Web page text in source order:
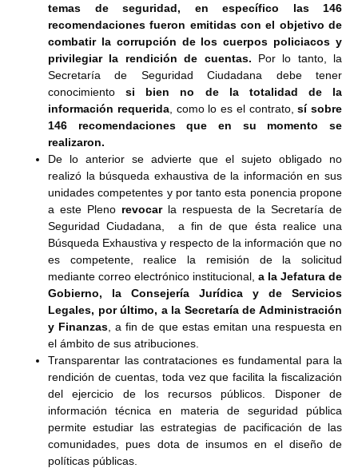
temas de seguridad, en específico las 146
recomendaciones fueron emitidas con el objetivo de
combatir la corrupción de los cuerpos policiacos y
privilegiar la rendición de cuentas. Por lo tanto, la
Secretaría de Seguridad Ciudadana debe tener
conocimientosi bien no de la totalidad de la
información requerida, como lo es el contrato,sí sobre
146 recomendaciones que en su momento se
realizaron.
De lo anterior se advierte que el sujeto obligado no
realizó la búsqueda exhaustiva de la información en sus
unidades competentes y por tanto esta ponencia propone
a este Pleno revocarla respuesta de la Secretaría de
Seguridad Ciudadana, a fin de que ésta realice una
Búsqueda Exhaustiva y respecto de la información que no
es competente, realice la remisión de la solicitud
mediante correo electrónico institucional, a la Jefatura de
Gobierno, la Consejería Jurídica y de Servicios
Legales, por último, a la Secretaría de Administración
y Finanzas , a fin de que estas emitan una respuesta en
el ámbito de sus atribuciones.
Transparentar las contrataciones es fundamental para la
rendición de cuentas, toda vez que facilita la fiscalización
del ejercicio de los recursos públicos. Disponer de
información técnica en materia de seguridad pública
permite estudiar las estrategias de pacificación de las
comunidades, pues dota de insumos en el diseño de
políticas públicas.